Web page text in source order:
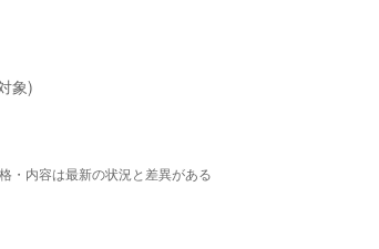
象)
・内容は最新の状況と差異がある